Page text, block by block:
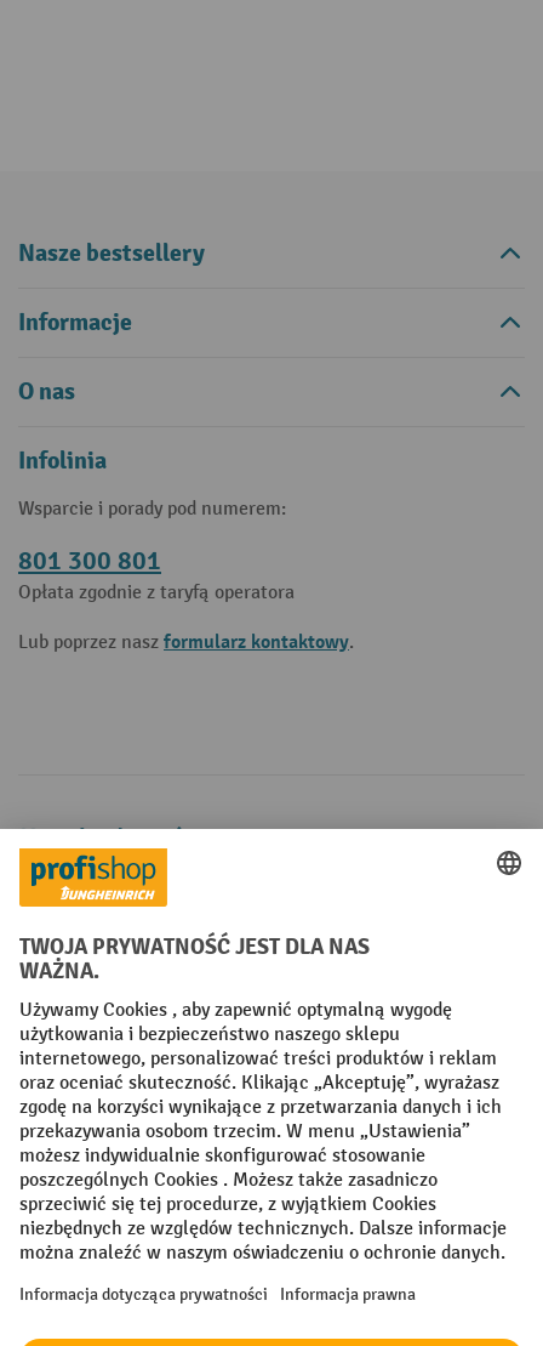
Nasze bestsellery
Informacje
O nas
Infolinia
Wsparcie i porady pod numerem:
801 300 801
Opłata zgodnie z taryfą operatora
Lub poprzez nasz formularz kontaktowy.
Metody płatności
Creditcard (Master)Creditcard (Visa)
Factura Przedpłata
Sieci społecznościowe
Facebook
YouTube
LinkedIn
Instagram
Regulamin Impressum PL
Oświadczenie o ochronie danych
Ustawienia prywatności